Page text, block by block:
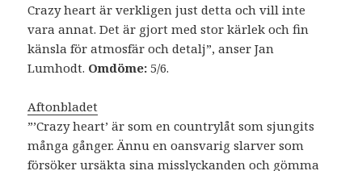
Crazy heart är verkligen just detta och vill inte
vara annat. Det är gjort med stor kärlek och fin
känsla för atmosfär och detalj”, anser Jan
Lumhodt. Omdöme: 5/6.
Aftonbladet
”’Crazy heart’ är som en countrylåt som sjungits
många gånger. Ännu en oansvarig slarver som
försöker ursäkta sina misslyckanden och gömma